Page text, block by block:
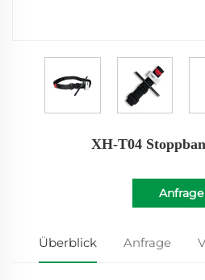
XH-T04
Anfrage
Überblick Anfrage